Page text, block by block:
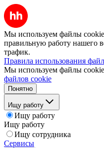
Мы используем файлы
правильную работу нашего
трафик.
Правила использования
Мы используем файлы
файлов cookie
Понятно
Ищу работу
Ищу работу
Ищу работу
Ищу сотрудника
Сервисы